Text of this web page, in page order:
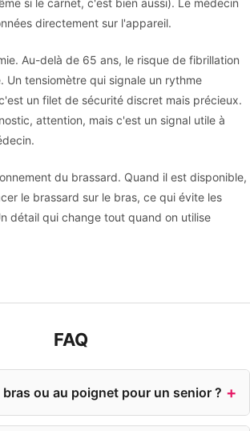
directement sur l'appareil.
Au-delà de 65 ans, le risque de fibrillation
Un tensiomètre qui signale un rythme
un filet de sécurité discret mais précieux.
attention, mais c'est un signal utile à
du brassard. Quand il est disponible,
le brassard sur le bras, ce qui évite les
détail qui change tout quand on utilise
FAQ
ou au poignet pour un senior ?